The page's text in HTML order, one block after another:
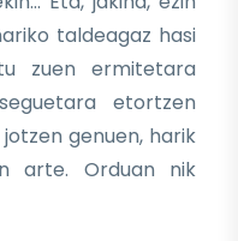
taldeagaz hasi
zuen ermitetara
etortzen
genuen, harik
arte. Orduan nik